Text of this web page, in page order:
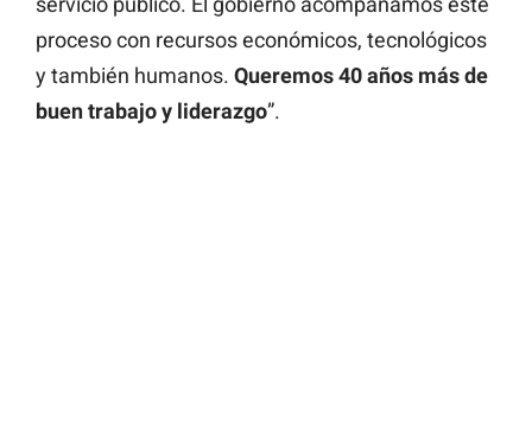
proceso con recursos económicos, tecnológicos
y también humanos. Queremos 40 años más de
buen trabajo y liderazgo”.